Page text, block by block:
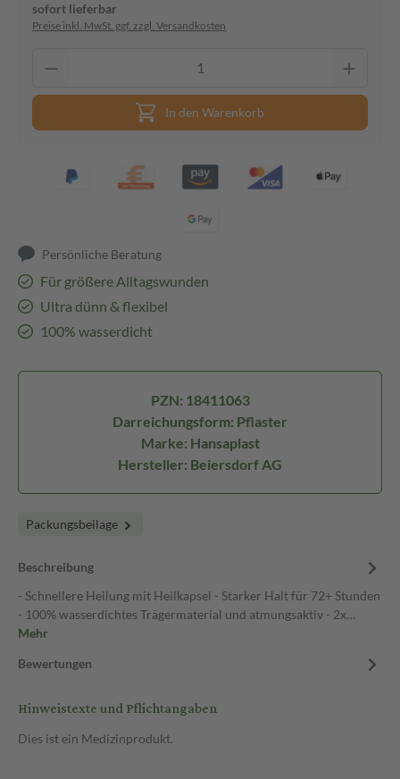
sofort lieferbar
Preise inkl. MwSt. ggf. zzgl. Versandkosten
In den Warenkorb
Persönliche Beratung
Für größere Alltagswunden
Ultra dünn & flexibel
100% wasserdicht
PZN: 18411063
Darreichungsform: Pflaster
Marke: Hansaplast
Hersteller: Beiersdorf AG
Packungsbeilage
Beschreibung
- Schnellere Heilung mit Heilkapsel - Starker Halt für 72+ Stunden
- 100% wasserdichtes Trägermaterial und atmungsaktiv - 2x…
Mehr
Bewertungen
Hinweistexte und Pflichtangaben
Dies ist ein Medizinprodukt.